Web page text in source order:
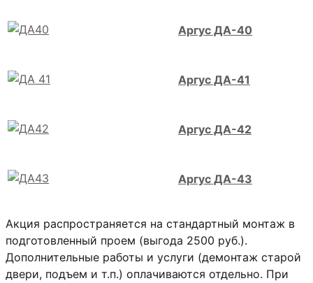
Аргус ДА-40
Аргус ДА-41
Аргус ДА-42
Аргус ДА-43
Акция распространяется на стандартный монтаж в
подготовленный проем (выгода 2500 руб.).
Дополнительные работы и услуги (демонтаж старой
двери, подъем и т.п.) оплачиваются отдельно. При